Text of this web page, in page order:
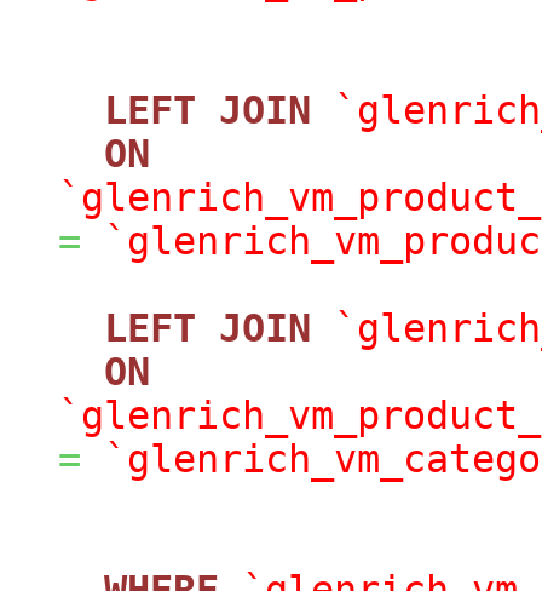
LEFT JOIN
ON
=
LEFT JOIN
ON
=